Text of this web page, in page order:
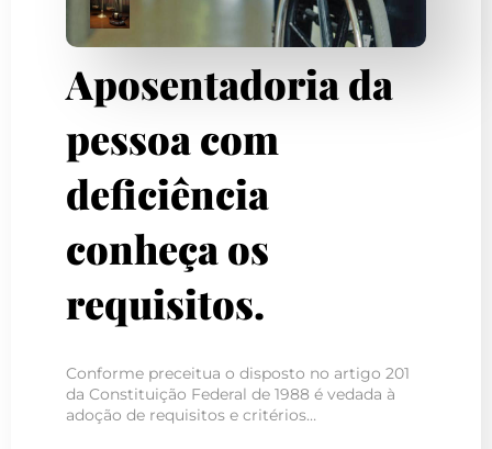
Aposentadoria da
pessoa com
deficiência
conheça os
requisitos.
Conforme preceitua o disposto no artigo 201
da Constituição Federal de 1988 é vedada à
adoção de requisitos e critérios…